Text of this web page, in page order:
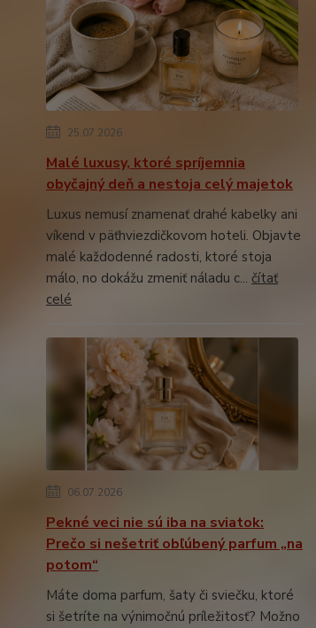
25.07.2026
Malé luxusy, ktoré spríjemnia
obyčajný deň a nestoja celý majetok
Luxus nemusí znamenať drahé kabelky ani
víkend v päťhviezdičkovom hoteli. Objavte
malé každodenné radosti, ktoré stoja
málo, no dokážu zmeniť náladu c... čítať
celé
06.07.2026
Pekné veci nie sú iba na sviatok:
Prečo si nešetriť obľúbený parfum „na
potom“
Máte doma parfum, šaty či sviečku, ktoré
si šetríte na výnimočnú príležitosť? Možno